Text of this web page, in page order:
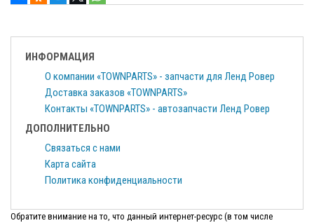
ИНФОРМАЦИЯ
О компании «TOWNPARTS» - запчасти для Ленд Ровер
Доставка заказов «TOWNPARTS»
Контакты «TOWNPARTS» - автозапчасти Ленд Ровер
ДОПОЛНИТЕЛЬНО
Связаться с нами
Карта сайта
Политика конфиденциальности
Обратите внимание на то, что данный интернет-ресурс (в том числе